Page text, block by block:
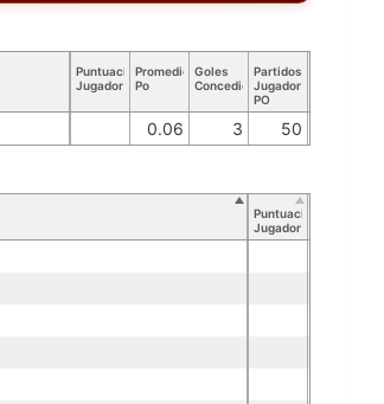
Puntuación
Jugador
Promedio
Po
Goles
Concedidos
Partidos
Jugador
PO
0.06 3 50
Puntuación
Jugador